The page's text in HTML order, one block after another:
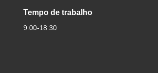
Tempo de trabalho
9:00-18:30